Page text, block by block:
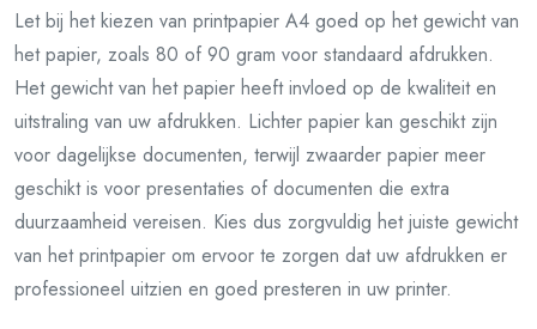
Let bij het kiezen van printpapier A4 goed op het gewicht van
het papier, zoals 80 of 90 gram voor standaard afdrukken.
Het gewicht van het papier heeft invloed op de kwaliteit en
uitstraling van uw afdrukken. Lichter papier kan geschikt zijn
voor dagelijkse documenten, terwijl zwaarder papier meer
geschikt is voor presentaties of documenten die extra
duurzaamheid vereisen. Kies dus zorgvuldig het juiste gewicht
van het printpapier om ervoor te zorgen dat uw afdrukken er
professioneel uitzien en goed presteren in uw printer.